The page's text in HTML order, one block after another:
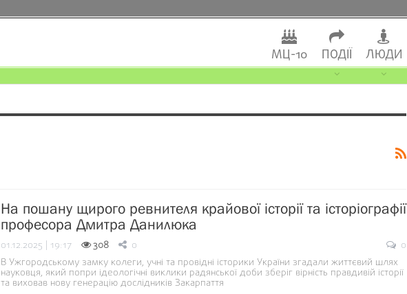
МЦ-10 ПОДІЇ ЛЮДИ
На пошану щирого ревнителя крайової історії та історіографії
професора Дмитра Данилюка
01.12.2025 | 19:17 308 0
0
В Ужгородському замку колеги, учні та провідні історики України згадали життєвий шлях
науковця, який попри ідеологічні виклики радянської доби зберіг вірність правдивій історії
та виховав нову генерацію дослідників Закарпаття